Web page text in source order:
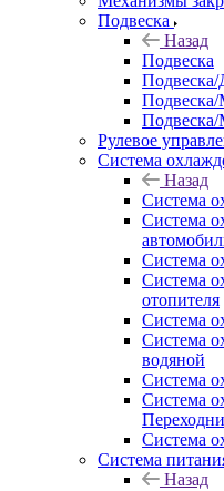
Подвеска
Назад
Подвеска
Подвеска/
Подвеска/
Рулевое
Система
Назад
Система
Система
Система
Система
отопителя
Система
Система
водяной
Система
Система
Система
Система
Назад